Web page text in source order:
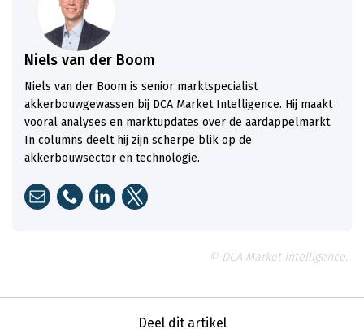
Niels van der Boom
Niels van der Boom is senior marktspecialist
akkerbouwgewassen bij DCA Market Intelligence. Hij maakt
vooral analyses en marktupdates over de aardappelmarkt.
In columns deelt hij zijn scherpe blik op de
akkerbouwsector en technologie.
© DCA Market Intelligence.
Deel dit artikel